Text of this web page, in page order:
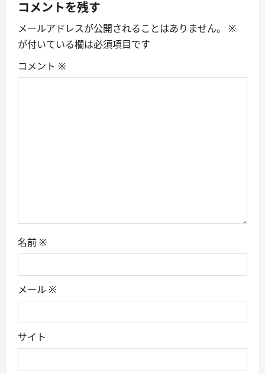
a
v
i
g
コメントを残す
メールアドレスが公開されることはありません。
※
が付いている欄は必須項目です
コメント ※
名前 ※
メール ※
サイト